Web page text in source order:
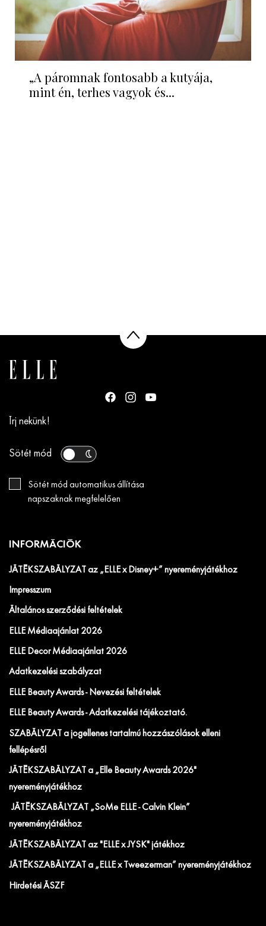
„A páromnak fontosabb a kutyája,
mint én, terhes vagyok és...
Írj nekünk!
Sötét mód
Sötét mód automatikus állítása
napszaknak megfelelően
INFORMÁCIÓK
JÁTÉKSZABÁLYZAT az „ELLE x Disney+” nyereményjátékhoz
Impresszum
Általános szerződési feltételek
ELLE Médiaajánlat 2026
ELLE Decor Médiaajánlat 2026
Adatkezelési szabályzat
ELLE Beauty Awards - Nevezési feltételek
ELLE Beauty Awards - Adatkezelési tájékoztató.
SZABÁLYZAT a jogellenes tartalmú hozzászólások elleni
fellépésről
JÁTÉKSZABÁLYZAT a „Elle Beauty Awards 2026"
nyereményjátékhoz
JÁTÉKSZABÁLYZAT „SoMe ELLE - Calvin Klein”
nyereményjátékhoz
JÁTÉKSZABÁLYZAT az "ELLE x JYSK" játékhoz
JÁTÉKSZABÁLYZAT a „ELLE x Tweezerman” nyereményjátékhoz
Hirdetési ÁSZF